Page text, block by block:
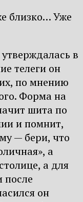
близко… Уже
в
телеги он
по мнению
Форма на
шита по
и помнит,
— бери, что
а
а для
после
он